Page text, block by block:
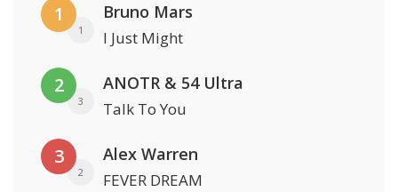
1
1
Bruno Mars
I Just Might
2
3
ANOTR & 54 Ultra
Talk To You
3
2
Alex Warren
FEVER DREAM